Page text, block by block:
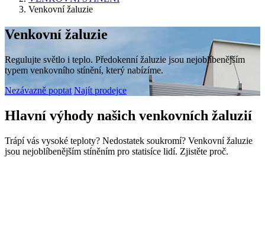
Venkovní žaluzie
Venkovní žaluzie
Regulujte světlo i teplo. Předokenní žaluzie jsou nejoblíbenějším
typem venkovního stínění, který nabízíme.
Nezávazně poptat Najít prodejce
Hlavní výhody našich venkovních žaluzií
Trápí vás vysoké teploty? Nedostatek soukromí? Venkovní žaluzie
jsou nejoblíbenějším stíněním pro statisíce lidí. Zjistěte proč.